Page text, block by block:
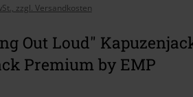
zzgl. Versandkosten
Out Loud"
Premium by EMP